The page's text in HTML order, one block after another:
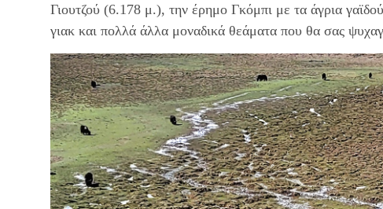
Γιουτζού (6.178 μ.), την έρημο Γκόμπι με τα άγρια
γιακ και πολλά άλλα μοναδικά θεάματα που θα σας